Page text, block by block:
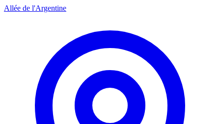
Allée de l'Argentine